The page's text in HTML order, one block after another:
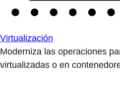
Virtualización
Moderniza las operaciones
virtualizadas o en